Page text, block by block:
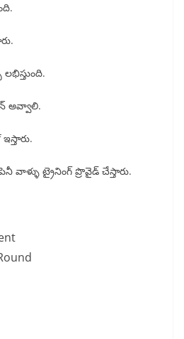
అవ్వాలి.
ట్రైనింగ్ ప్రొవైడ్ చేస్తారు.